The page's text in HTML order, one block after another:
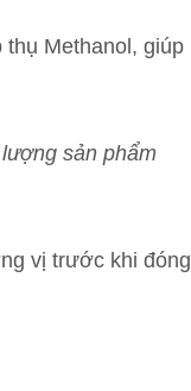
Methanol, giúp
sản phẩm
vị trước khi đóng